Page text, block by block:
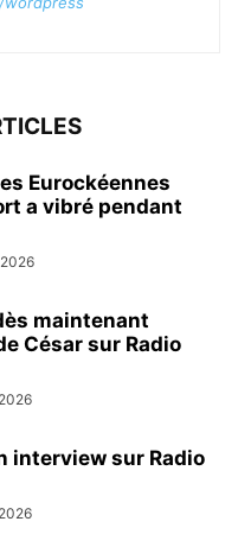
Eurockéennes
a vibré pendant
maintenant
César sur Radio
interview sur Radio